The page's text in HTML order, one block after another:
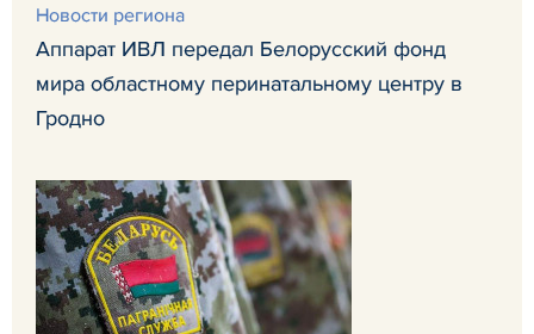
Новости региона
Аппарат ИВЛ передал Белорусский фонд
мира областному перинатальному центру в
Гродно